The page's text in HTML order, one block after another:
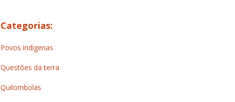
Categorias:
Povos indígenas
Questões da terra
Quilombolas